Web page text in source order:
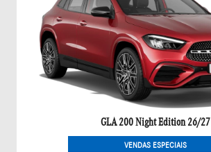
GLA 200 Night Edition 26/27
VENDAS ESPECIAIS